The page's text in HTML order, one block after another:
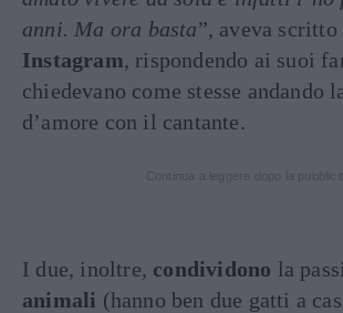
anni. Ma ora basta”, aveva scritto
Instagram, rispondendo ai suoi
chiedevano come stesse andando
d’amore con il cantante.
I due, inoltre, condividono la
animali (hanno ben due gatti a